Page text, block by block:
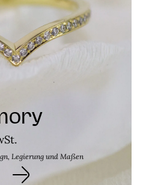
Legierung und Maßen